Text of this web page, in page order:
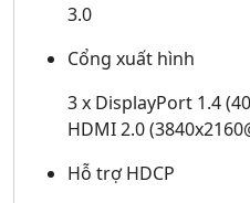
3.0
Cổng xuất hình
3 x DisplayPort 1.4
HDMI 2.0
Hỗ trợ HDCP